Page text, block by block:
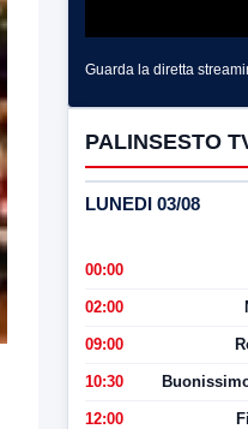
Guarda la diretta
PALINSESTO
LUNEDI 03/08
00:00
02:00
09:00
10:30
12:00